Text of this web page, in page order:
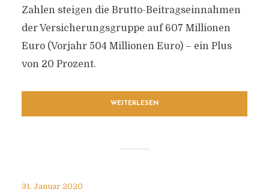
Zahlen steigen die Brutto-Beitragseinnahmen
der Versicherungsgruppe auf 607 Millionen
Euro (Vorjahr 504 Millionen Euro) – ein Plus
von 20 Prozent.
WEITERLESEN
31. Januar 2020